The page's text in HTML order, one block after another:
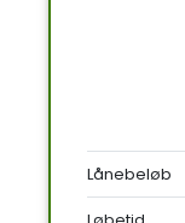
Lånebeløb